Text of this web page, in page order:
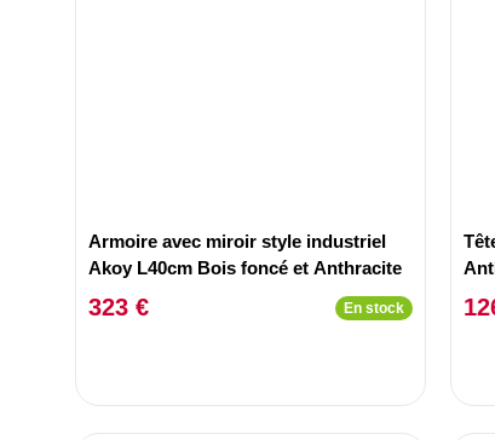
Armoire avec miroir style industriel
Akoy L40cm Bois foncé et Anthracite
323 € En stock